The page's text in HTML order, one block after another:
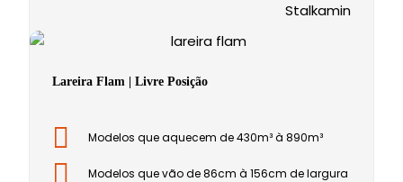
Lareira Flam | Livre Posição
Stalkamin
Modelos que aquecem de 430m³ à 890m³
Modelos que vão de 86cm à 156cm de largura